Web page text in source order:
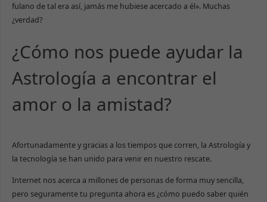
fulano de tal era así, jamás me hubiese acercado a él». Muchas
¿verdad?
¿Cómo nos puede ayudar la
Astrología a encontrar el
amor o la amistad?
Afortunadamente y gracias a los tiempos que corren, la Astrología y
la tecnología se han unido para venir en nuestro rescate.
Internet nos acerca a millones de personas de forma muy sencilla,
pero seguramente tu pregunta ahora es ¿cómo puedo saber quién